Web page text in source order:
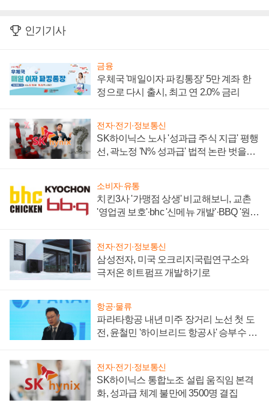
인기기사
금융
우체국 '매일이자 파킹통장' 5만 계좌 한
정으로 다시 출시, 최고 연 2.0% 금리
전자·전기·정보통신
SK하이닉스 노사 '성과급 주식 지급' 평행
선, 곽노정 'N% 성과급' 법적 논란 벗을지
소비자·유통
치킨3사 '가맹점 상생' 비교해보니, 교촌
'영업권 보호'·bhc '신메뉴 개발'·BBQ '원가
전자·전기·정보통신
삼성전자, 미국 오크리지국립연구소와
극저온 히트펌프 개발하기로
항공·물류
파라타항공 내년 미주 장거리 노선 첫 도
전, 윤철민 '하이브리드 항공사' 승부수 통
전자·전기·정보통신
SK하이닉스 통합노조 설립 움직임 본격
화, 성과급 체계 불만에 3500명 결집